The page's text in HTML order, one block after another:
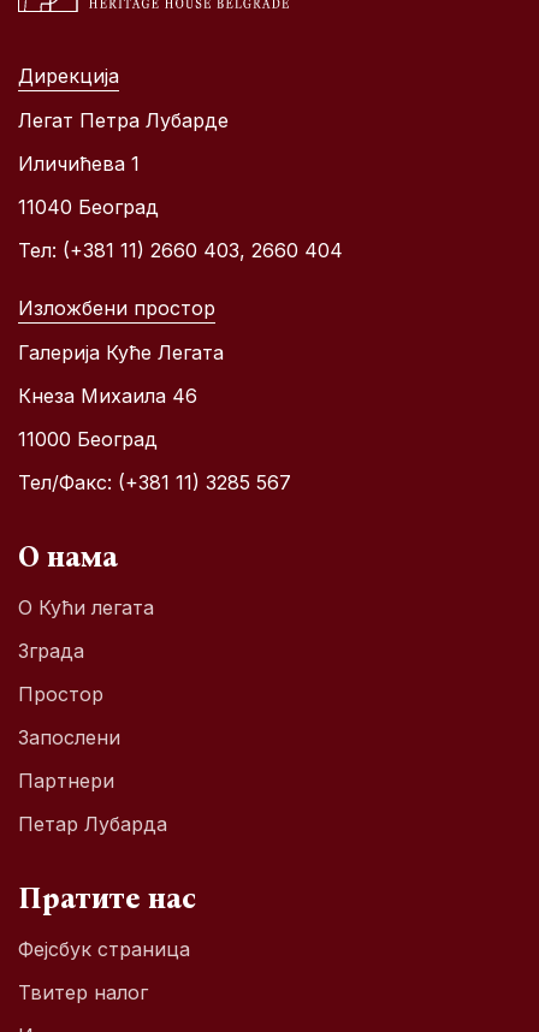
Дирекција
Легат Петра Лубарде
Иличићева 1
11040 Београд
Тел: (+381 11) 2660 403, 2660 404
Изложбени простор
Галерија Куће Легата
Кнеза Михаила 46
11000 Београд
Тел/Факс: (+381 11) 3285 567
О нама
О Кући легата
Зграда
Простор
Запослени
Партнери
Петар Лубарда
Пратите нас
Фејсбук страница
Твитер налог